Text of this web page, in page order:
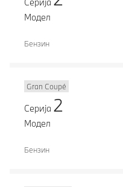
Модел
Бензин
Gran Coupé
Серија 2
Модел
Бензин